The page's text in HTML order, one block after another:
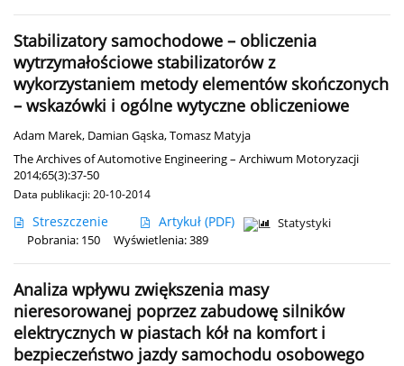
Stabilizatory samochodowe – obliczenia
wytrzymałościowe stabilizatorów z
wykorzystaniem metody elementów skończonych
– wskazówki i ogólne wytyczne obliczeniowe
Adam Marek, Damian Gąska,Tomasz Matyja
The Archives of Automotive Engineering – Archiwum Motoryzacji
2014;65(3):37-50
Data publikacji: 20-10-2014
Streszczenie Artykuł (PDF)
Statystyki
Pobrania: 150
Wyświetlenia: 389
Analiza wpływu zwiększenia masy
nieresorowanej poprzez zabudowę silników
elektrycznych w piastach kół na komfort i
bezpieczeństwo jazdy samochodu osobowego